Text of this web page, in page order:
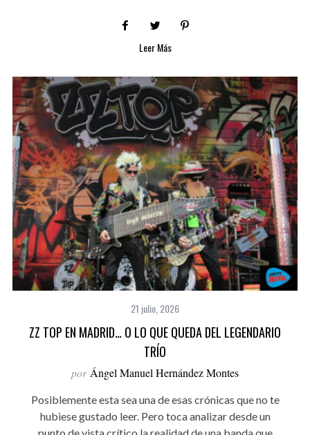
Leer Más
21 julio, 2026
ZZ TOP EN MADRID… O LO QUE QUEDA DEL LEGENDARIO
TRÍO
por Ángel Manuel Hernández Montes
Posiblemente esta sea una de esas crónicas que no te
hubiese gustado leer. Pero toca analizar desde un
punto de vista crítico la realidad de una banda que